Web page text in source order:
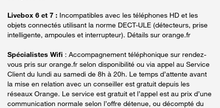
Livebox 6 et 7 : Incompatibles avec les téléphones HD et les
objets connectés utilisant la norme DECT-ULE (détecteurs, prise
intelligente, ampoules et interrupteur). Détails sur orange.fr
Spécialistes Wifi : Accompagnement téléphonique sur rendez-
vous pris sur orange.fr selon disponibilité ou via appel au Service
Client du lundi au samedi de 8h à 20h. Le temps d’attente avant
la mise en relation avec un conseiller est gratuit depuis les
réseaux Orange. Le service est gratuit et l’appel est au prix d’une
communication normale selon l’offre détenue, ou décompté du